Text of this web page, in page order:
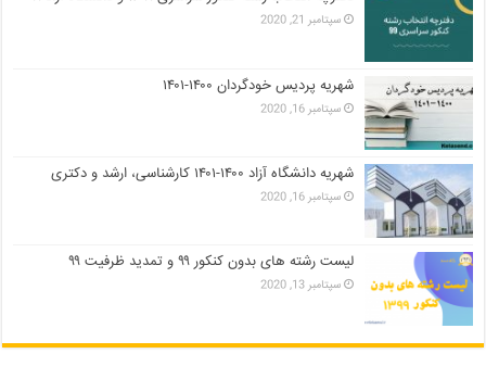
سپتامبر 21, 2020
شهریه پردیس خودگردان ۱۴۰۰-۱۴۰۱
سپتامبر 16, 2020
شهریه دانشگاه آزاد ۱۴۰۰-۱۴۰۱ کارشناسی، ارشد و دکتری
سپتامبر 16, 2020
لیست رشته های بدون کنکور ۹۹ و تمدید ظرفیت ۹۹
سپتامبر 13, 2020